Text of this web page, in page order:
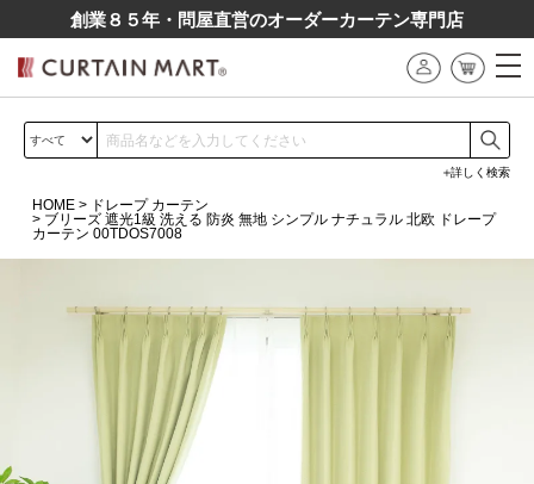
創業８５年・問屋直営のオーダーカーテン専⾨店
詳しく検索
HOME
ドレープ カーテン
ブリーズ 遮光1級 洗える 防炎 無地 シンプル ナチュラル 北欧 ドレープ
カーテン 00TDOS7008